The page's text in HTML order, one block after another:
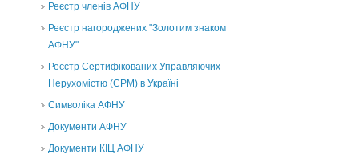
Реєстр членів АФНУ
Реєстр нагороджених "Золотим знаком
АФНУ"
Реєстр Сертифікованих Управляючих
Нерухомістю (CPM) в Україні
Символіка АФНУ
Документи АФНУ
Документи КІЦ АФНУ